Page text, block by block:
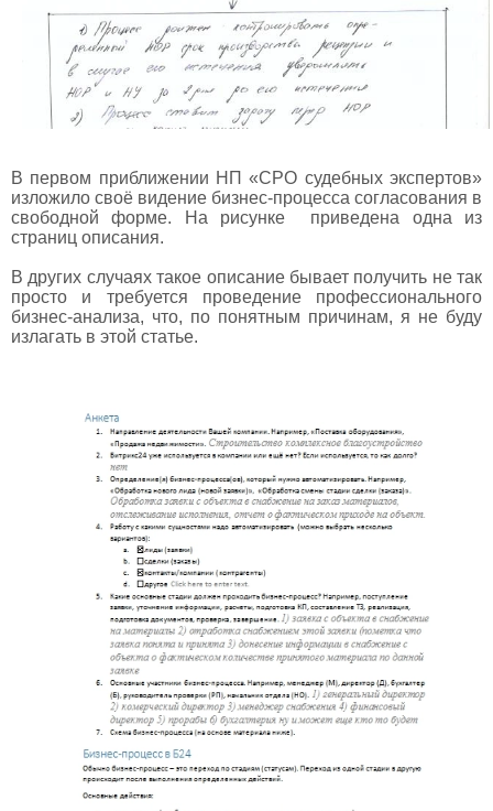
В первом приближении НП «СРО судебных экспертов»
изложило своё видение бизнес-процесса согласования в
свободной форме. На рисунке приведена одна из
страниц описания.
В других случаях такое описание бывает получить не так
просто и требуется проведение профессионального
бизнес-анализа, что, по понятным причинам, я не буду
излагать в этой статье.